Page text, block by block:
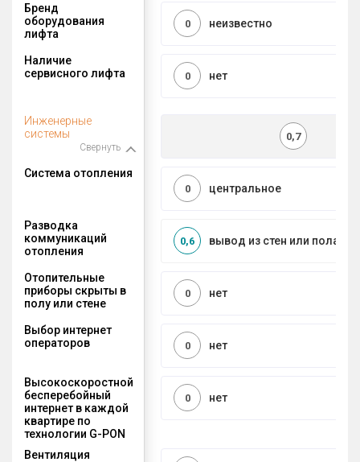
Бренд
оборудования
лифта
неизвестно
0
Наличие
сервисного лифта
нет
0
Инженерные
системы
Свернуть
0,7
Система отопления
центральное
0
Разводка
коммуникаций
отопления
вывод из стен или пола
0,6
Отопительные
приборы скрыты в
полу или стене
нет
0
Выбор интернет
операторов
нет
0
Высокоскоростной
бесперебойный
интернет в каждой
квартире по
технологии G-PON
нет
0
Вентиляция